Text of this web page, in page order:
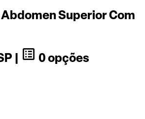
Superior Com
|
0 opções